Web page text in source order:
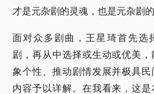
才是元杂剧的灵魂，也是元杂剧的
面对众多剧曲，王星琦首先选
剧，再从中选择或生动或优美
象个性、推动剧情发展并极具
内容予以详解。在我看来，这